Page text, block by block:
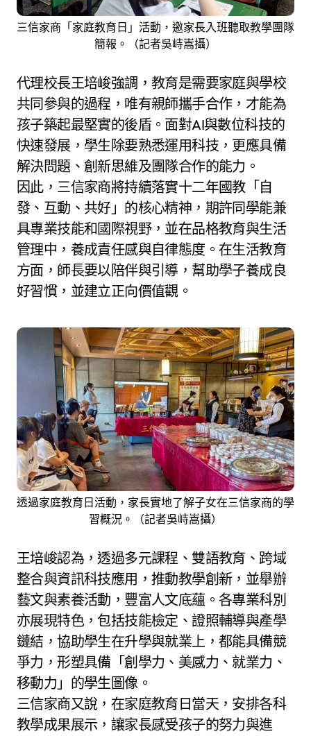
三信家商「家庭教育日」活動，邀家長入班聽取教學團隊
簡報。（記者吳峙嵩攝）
代理校長王培峻強調，教育是需要家庭與學校
共同參與的過程，唯有親師攜手合作，才能為
孩子築起最堅實的後盾。面對AI與數位科技的
快速發展，學生除要熟悉運用科技，更應具備
解決問題、創新思維及團隊合作的能力。
因此，三信家商將持續落實十二年國教「自
發、互動、共好」的核心精神，期許同學能兼
具專業技能和國際視野，並在品格教育與生活
管理中，養成責任感與自律態度。在生活教育
方面，師長要以陪伴與引導，幫助學子養成良
好習慣，並建立正向價值觀。
透過家庭教育日活動，家長實地了解子女在三信家商的學
習概況。（記者吳峙嵩攝）
王培峻認為，透過多元課程、雙語教育、跨域
整合與資訊科技應用，推動教學創新，並舉辦
藝文與素養活動，豐富人文底蘊。各專業科別
亦展現特色，包括技能檢定、證照輔導與產學
鏈結，協助學生在升學與就業上，都能具備競
爭力，形塑具備「創學力、美感力、就業力、
移動力」的學生圖像。
三信家商又說，在家庭教育日當天，安排各科
教學成果展示，讓家長感受孩子的努力與進